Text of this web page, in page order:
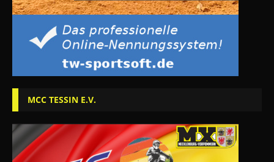
MCC TESSIN E.V.